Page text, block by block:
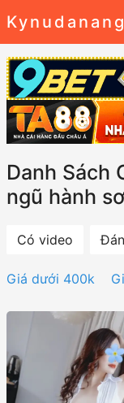
Danh Sách
ngũ hành
Có video
Giá dưới 400k